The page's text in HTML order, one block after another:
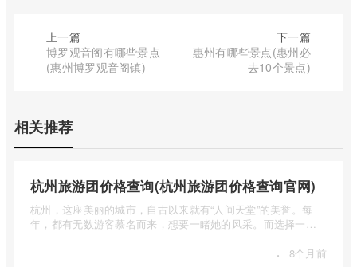
上一篇
博罗观音阁有哪些景点
(惠州博罗观音阁镇)
下一篇
惠州有哪些景点(惠州必
去10个景点)
相关推荐
杭州旅游团价格查询(杭州旅游团价格查询官网)
杭州，这座美丽的城市，自古以来就有“人间天堂”的美誉。每
年，都有无数游客慕名而来，想要一睹她的风采。而选择一个
· 8个月前